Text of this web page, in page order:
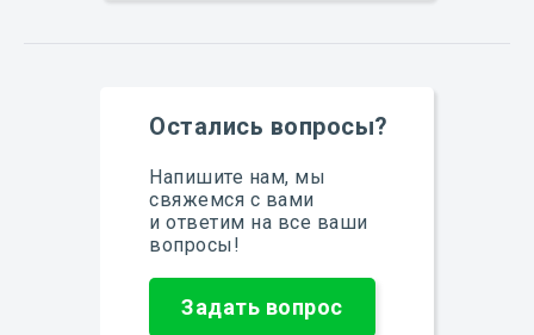
Напишите нам, мы
свяжемся с вами
и ответим на все ваши
вопросы!
Остались вопросы?
Задать вопрос